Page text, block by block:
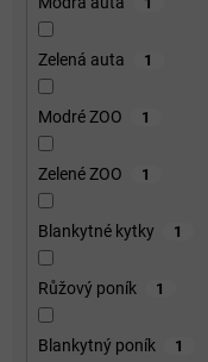
Zelená auta 1
Modré ZOO 1
Zelené ZOO 1
Blankytné kytky 1
Růžový poník 1
Blankytný poník 1